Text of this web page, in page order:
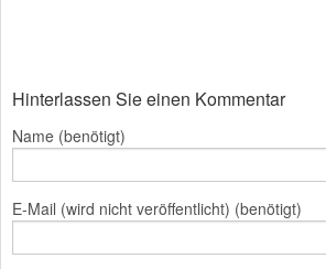
Hinterlassen Sie einen Kommentar
Name (benötigt)
E-Mail (wird nicht veröffentlicht) (benötigt)